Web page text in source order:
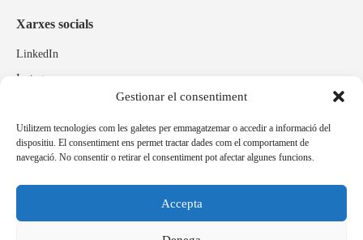
Gestionar el consentiment
Utilitzem tecnologies com les galetes per emmagatzemar o accedir a informació del
dispositiu. El consentiment ens permet tractar dades com el comportament de
navegació. No consentir o retirar el consentiment pot afectar algunes funcions.
Accepta
Xarxes socials
LinkedIn
Instagram
Marques relacionades